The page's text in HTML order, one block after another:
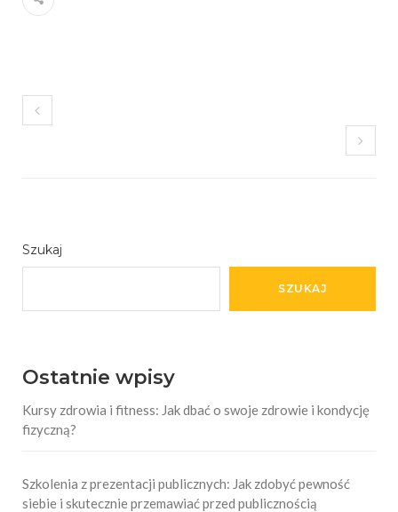
Szukaj
SZUKAJ
Ostatnie wpisy
Kursy zdrowia i fitness: Jak dbać o swoje zdrowie i kondycję
fizyczną?
Szkolenia z prezentacji publicznych: Jak zdobyć pewność
siebie i skutecznie przemawiać przed publicznością